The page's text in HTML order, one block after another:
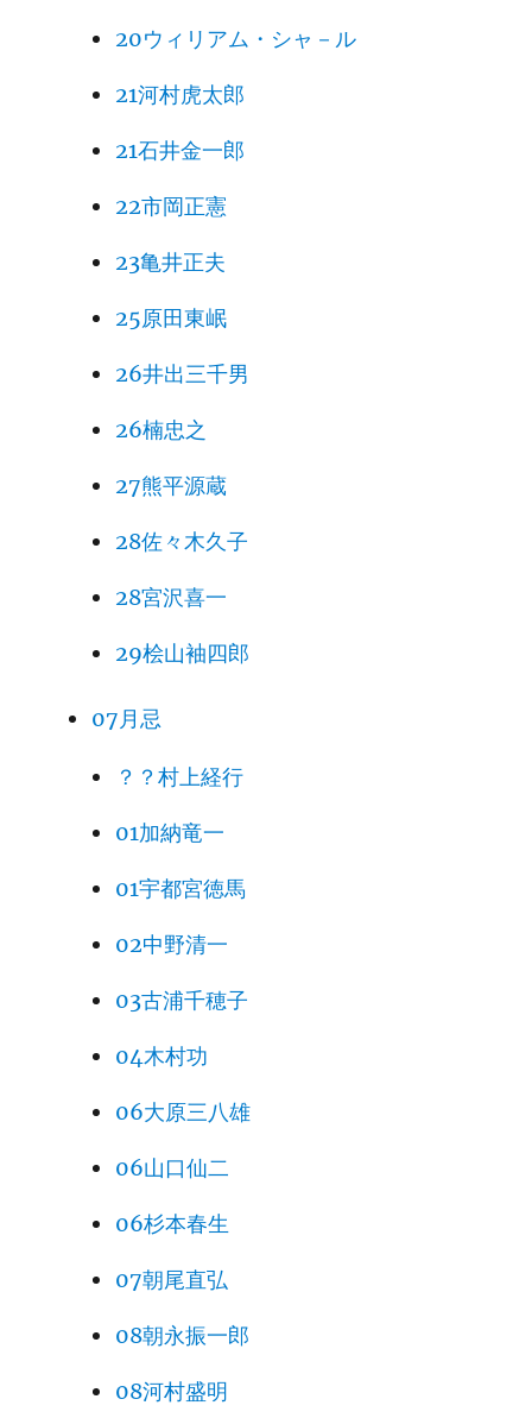
20ウィリアム・シャ－ル
21河村虎太郎
21石井金一郎
22市岡正憲
23亀井正夫
25原田東岷
26井出三千男
26楠忠之
27熊平源蔵
28佐々木久子
28宮沢喜一
29桧山袖四郎
07月忌
？？村上経行
01加納竜一
01宇都宮徳馬
02中野清一
03古浦千穂子
04木村功
06大原三八雄
06山口仙二
06杉本春生
07朝尾直弘
08朝永振一郎
08河村盛明